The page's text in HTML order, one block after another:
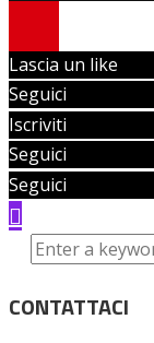
Lascia un like
Seguici
Iscriviti
Seguici
Seguici
CONTATTACI